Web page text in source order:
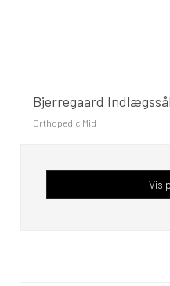
Bjerregaard
Orthopedic Mid
Vis